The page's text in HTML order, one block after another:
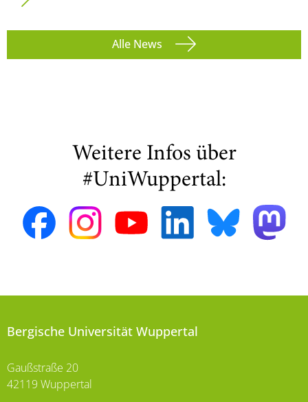
Alle News
Weitere Infos über
#UniWuppertal:
Bergische Universität Wuppertal
Gaußstraße 20
42119 Wuppertal